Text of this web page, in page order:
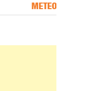
METEO